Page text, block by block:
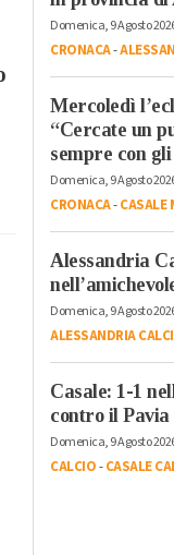
Domenica, 9 Agosto
CRONACA-
Mercoledì
“Cercate un
sempre con
Domenica, 9 Agosto
CRONACA-CASALE
Alessandria
Domenica, 9 Agosto
ALESSANDRIA
Casale: 1-1
contro il Pavia
Domenica, 9 Agosto
CALCIO-CASALE